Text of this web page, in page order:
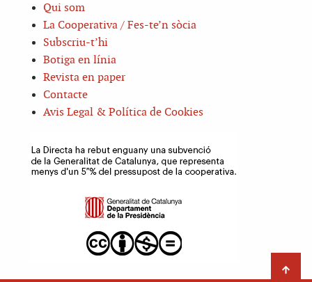
Qui som
La Cooperativa / Fes-te’n sòcia
Subscriu-t’hi
Botiga en línia
Revista en paper
Contacte
Avis Legal & Política de Cookies